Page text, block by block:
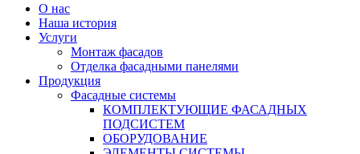
О нас
Наша история
Услуги
Монтаж фасадов
Отделка фасадными панелями
Продукция
Фасадные системы
КОМПЛЕКТУЮЩИЕ ФАСАДНЫХ
ПОДСИСТЕМ
ОБОРУДОВАНИЕ